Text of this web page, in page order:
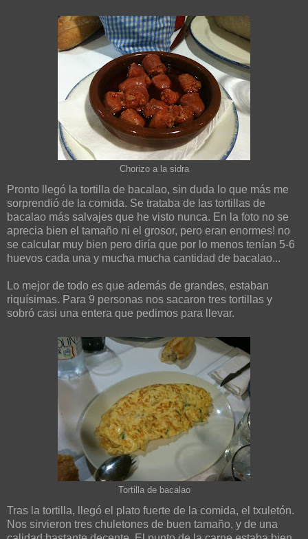
Chorizo a la sidra
Pronto llegó la tortilla de bacalao, sin duda lo que más me
sorprendió de la comida. Se trataba de las tortillas de
bacalao más salvajes que he visto nunca. En la foto no se
aprecia bien el tamaño ni el grosor, pero eran enormes! no
se calcular muy bien pero diría que por lo menos tenían 5-6
huevos cada una y mucha mucha cantidad de bacalao...
Lo mejor de todo es que además de grandes, estaban
riquísimas. Para 9 personas nos sacaron tres tortillas y
sobró casi una entera que pedimos para llevar.
Tortilla de bacalao
Tras la tortilla, llegó el plato fuerte de la comida, el txuletón.
Nos sirvieron tres chuletones de buen tamaño, y de una